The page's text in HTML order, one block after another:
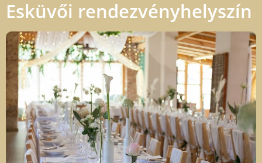
Esküvői rendezvényhelyszín